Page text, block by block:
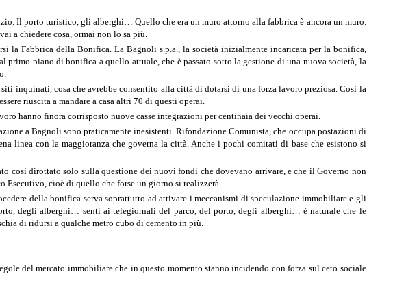
Il porto turistico, gli alberghi… Quello che era un muro attorno alla fabbrica è ancora un muro.
a chiedere cosa, ormai non lo sa più.
la Fabbrica della Bonifica. La Bagnoli s.p.a., la società inizialmente incaricata per la bonifica,
piano di bonifica a quello attuale, che è passato sotto la gestione di una nuova società, la
inquinati, cosa che avrebbe consentito alla città di dotarsi di una forza lavoro preziosa. Così la
riuscita a mandare a casa altri 70 di questi operai.
hanno finora corrisposto nuove casse integrazioni per centinaia dei vecchi operai.
a Bagnoli sono praticamente inesistenti. Rifondazione Comunista, che occupa postazioni di
linea con la maggioranza che governa la città. Anche i pochi comitati di base che esistono si
dirottato solo sulla questione dei nuovi fondi che dovevano arrivare, e che il Governo non
cioè di quello che forse un giorno si realizzerà.
della bonifica serva soprattutto ad attivare i meccanismi di speculazione immobiliare e gli
degli alberghi… senti ai telegiornali del parco, del porto, degli alberghi… è naturale che le
di ridursi a qualche metro cubo di cemento in più.
del mercato immobiliare che in questo momento stanno incidendo con forza sul ceto sociale